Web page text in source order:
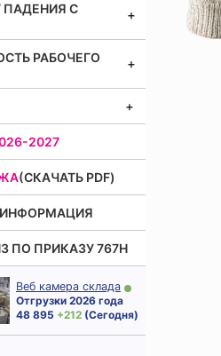
ПАДЕНИЯ С
РАБОЧЕГО
2027
(СКАЧАТЬ PDF)
ПО ПРИКАЗУ 767Н
Веб камера склада
Отгрузки 2026 года
48 895 + 212 (Сегодня)